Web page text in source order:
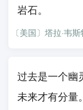
岩石。
〔美国〕塔拉·韦
过去是一个幽
未来才有分量。